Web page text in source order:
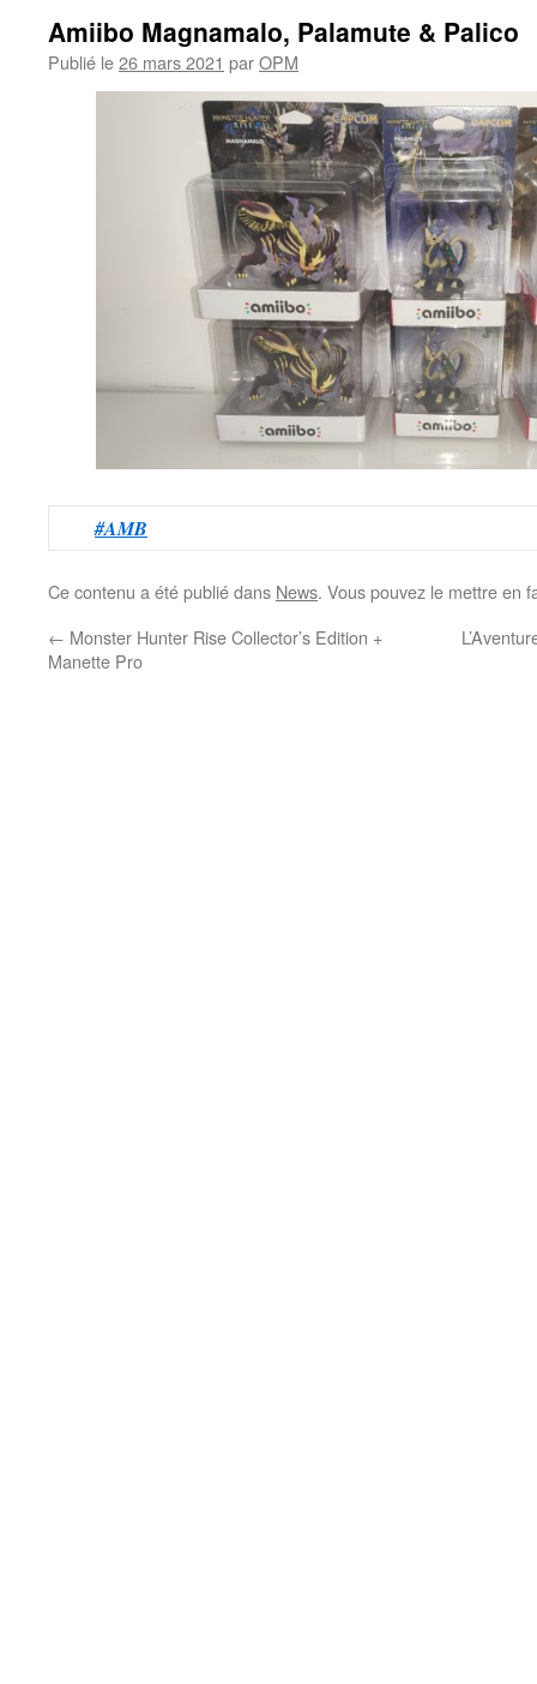
Amiibo Magnamalo, Palamute & Palico
Publié le26 mars 2021 parOPM
#AMB
Ce contenu a été publié dans News. Vous pouvez le mettre en
← Monster Hunter Rise Collector’s Edition +
Manette Pro